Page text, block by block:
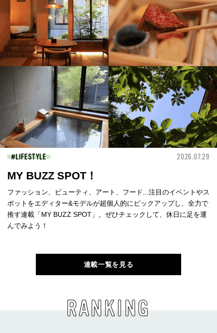
LIFESTYLE 2026.07.29
MY BUZZ SPOT！
ファッション、ビューティ、アート、フード...注目のイベントやス
ポットをエディター&モデルが超個人的にピックアップし、全力で
推す連載「MY BUZZ SPOT」。ぜひチェックして、休日に足を運
んでみよう！
連載一覧を見る
RANKING